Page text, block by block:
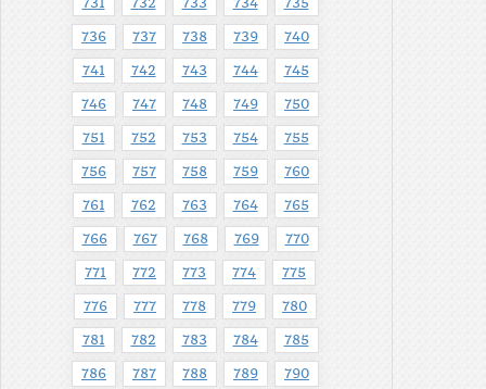
731 732 733 734 735
736 737 738 739 740
741 742 743 744 745
746 747 748 749 750
751 752 753 754 755
756 757 758 759 760
761 762 763 764 765
766 767 768 769 770
771 772 773 774 775
776 777 778 779 780
781 782 783 784 785
786 787 788 789 790